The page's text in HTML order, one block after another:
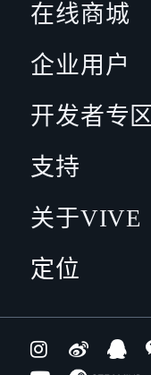
在线商城
企业用户
开发者专区
支持
关于VIVE
定位